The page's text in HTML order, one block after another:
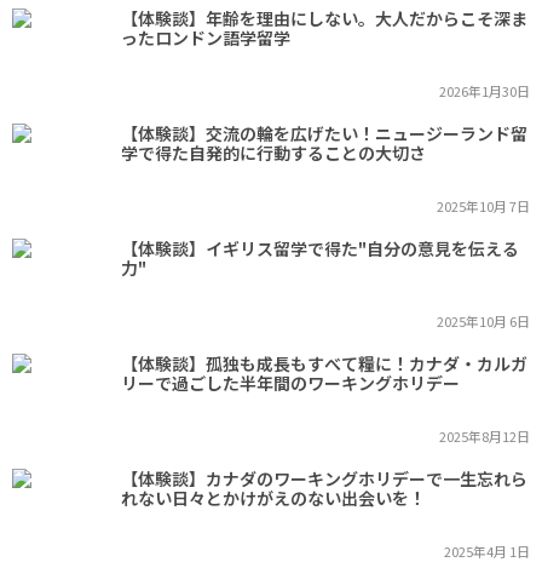
【体験談】年齢を理由にしない。大人だからこそ深ま
ったロンドン語学留学
2026年1月30日
【体験談】交流の輪を広げたい！ニュージーランド留
学で得た自発的に行動することの大切さ
2025年10月 7日
【体験談】イギリス留学で得た"自分の意見を伝える
力"
2025年10月 6日
【体験談】孤独も成長もすべて糧に！カナダ・カルガ
リーで過ごした半年間のワーキングホリデー
2025年8月12日
【体験談】カナダのワーキングホリデーで一生忘れら
れない日々とかけがえのない出会いを！
2025年4月 1日